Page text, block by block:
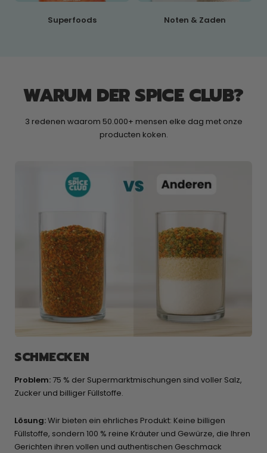
Superfoods Noten & Zaden
WARUM DER SPICE CLUB?
3 redenen waarom 50.000+ mensen elke dag met onze
producten koken.
SCHMECKEN
Problem: 75 % der Supermarktmischungen sind voller Salz,
Zucker und billiger Füllstoffe.
Lösung:Wir bieten ein ehrliches Produkt: Keine billigen
Füllstoffe, sondern 100 % reine Kräuter und Gewürze, die Ihren
Gerichten ihren vollen und authentischen Geschmack